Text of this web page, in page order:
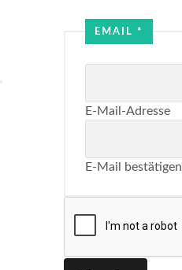
Email
EMAIL *
E-Mail-Adresse
E-Mail bestätigen